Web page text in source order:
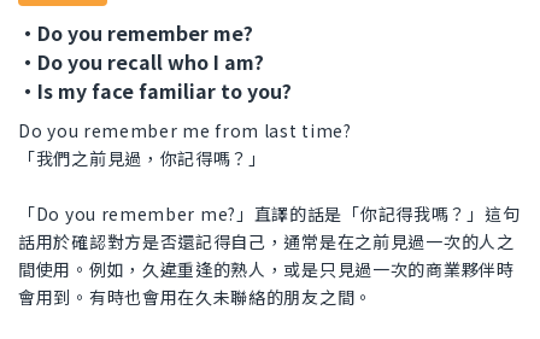
・Do you remember me?
・Do you recall who I am?
・Is my face familiar to you?
Do you remember me from last time?
「我們之前見過，你記得嗎？」
「Do you remember me?」直譯的話是「你記得我嗎？」這句
話用於確認對方是否還記得自己，通常是在之前見過一次的人之
間使用。例如，久違重逢的熟人，或是只見過一次的商業夥伴時
會用到。有時也會用在久未聯絡的朋友之間。